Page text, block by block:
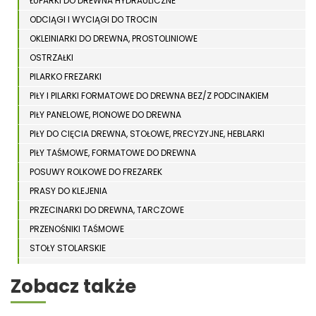
ODCIĄGI I WYCIĄGI DO TROCIN
OKLEINIARKI DO DREWNA, PROSTOLINIOWE
OSTRZAŁKI
PILARKO FREZARKI
PIŁY I PILARKI FORMATOWE DO DREWNA BEZ/Z PODCINAKIEM
PIŁY PANELOWE, PIONOWE DO DREWNA
PIŁY DO CIĘCIA DREWNA, STOŁOWE, PRECYZYJNE, HEBLARKI
PIŁY TAŚMOWE, FORMATOWE DO DREWNA
POSUWY ROLKOWE DO FREZAREK
PRASY DO KLEJENIA
PRZECINARKI DO DREWNA, TARCZOWE
PRZENOŚNIKI TAŚMOWE
STOŁY STOLARSKIE
STRUGARKI DO DREWNA
STOJAKI HOLZSTAR
Zobacz także